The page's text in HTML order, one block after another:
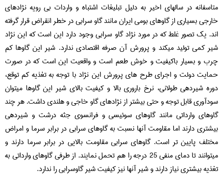
متاسفانه در سالهای اخیر به دلیل تبلیغات اشتباه و واردات بی رویه نژادهای
خارجی بسیاری از گاوهای بومی ایران مانند گاو سرابی در خطر انقراض قرار گرفته
اند. یک تصور غلط که در مورد نژاد گاو سرابی وجود دارد این است که این نژاد
شیر کمی تولید میکند و پرورش آن صرفه اقتصادی ندارد. شیر این گاوها کم
چرب و بسیار باکیفیت و خوش طعم است و واقعیت این است که در صورت
حمایت دولت و اجرای طرح های پرورش این نژاد با توجه به تغذیه کم توقع،
دوره شیردهی طولانی، نرخ باروری بالا و کیفیت بالای شیر این گاوها میتوان
سودآوری قابل توجه و حتی بیشتر از نژادهای گاو خاجی و هلندی داشت. هر چند
گاوهای وارداتی مانند گاوهای سوئیسی و فرانسوی جثه درشت و شیردهی
بیشتری دارند اما مقاومت آنها نسبت به گاوهای سرابی در برابر سرما و امراض
مختلف پایین تر است. گاوهای سرابی مقاومت بالایی در برابر سرما دارند و
میتوانند تا دمای منفی 25 درجه را هم تحمل نمایند. از طرفی گاوهای وارداتی به
تغذیه بیشتری نیاز دارند و شیر آنها نیز کیفیت شیر گاوسرابی را ندارد.